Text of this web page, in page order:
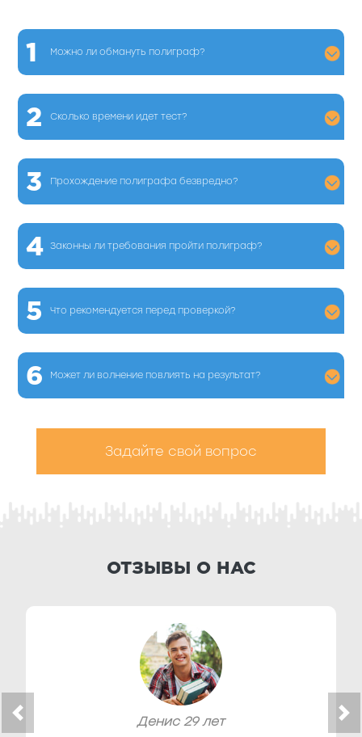
1 Можно ли обмануть полиграф?
2 Сколько времени идет тест?
3 Прохождение полиграфа безвредно?
4 Законны ли требования пройти полиграф?
5 Что рекомендуется перед проверкой?
6 Может ли волнение повлиять на результат?
Задайте свой вопрос
ОТЗЫВЫ О НАС
Денис 29 лет